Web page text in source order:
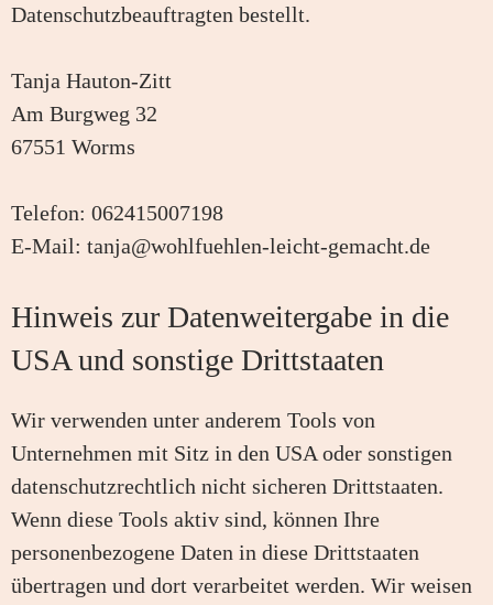
Datenschutzbeauftragten bestellt.
Tanja Hauton-Zitt
Am Burgweg 32
67551 Worms
Telefon: 062415007198
E-Mail: tanja@wohlfuehlen-leicht-gemacht.de
Hinweis zur Datenweitergabe in die
USA und sonstige Drittstaaten
Wir verwenden unter anderem Tools von
Unternehmen mit Sitz in den USA oder sonstigen
datenschutzrechtlich nicht sicheren Drittstaaten.
Wenn diese Tools aktiv sind, können Ihre
personenbezogene Daten in diese Drittstaaten
übertragen und dort verarbeitet werden. Wir weisen